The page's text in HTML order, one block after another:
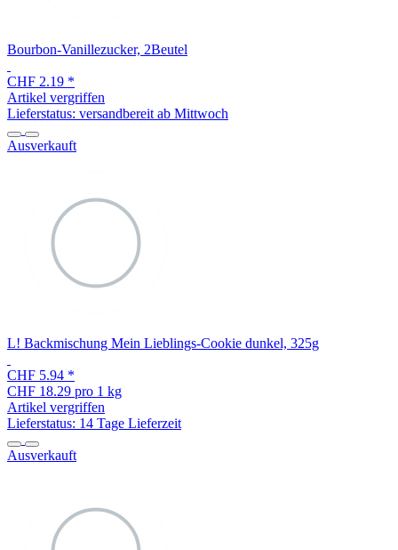
Bourbon-Vanillezucker, 2Beutel
CHF 2.19 *
Artikel vergriffen
Lieferstatus: versandbereit ab Mittwoch
Ausverkauft
L! Backmischung Mein Lieblings-Cookie dunkel, 325g
CHF 5.94 *
CHF 18.29 pro 1 kg
Artikel vergriffen
Lieferstatus: 14 Tage Lieferzeit
Ausverkauft